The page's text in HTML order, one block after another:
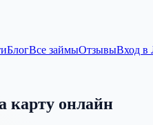
БлогВсе займыОтзывыВход в
карту онлайн